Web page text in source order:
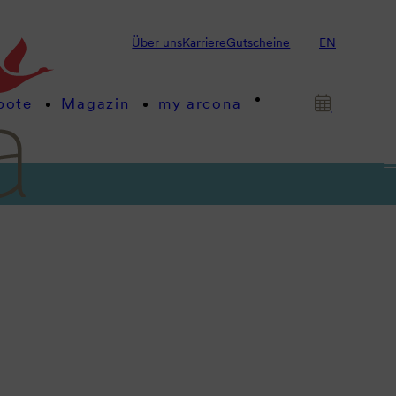
Über unsKarriereGutscheine EN
Magazin my arcona